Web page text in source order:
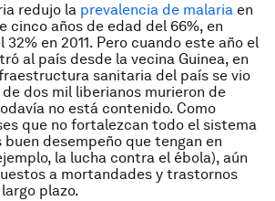
redujo la prevalencia de malaria en
cinco años de edad del 66%, en
32% en 2011. Pero cuando este año el
al país desde la vecina Guinea, en
sanitaria del país se vio
dos mil liberianos murieron de
no está contenido. Como
que no fortalezcan todo el sistema
desempeño que tengan en
la lucha contra el ébola), aún
a mortandades y trastornos
plazo.